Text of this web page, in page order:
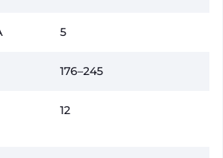
5
176–245
12